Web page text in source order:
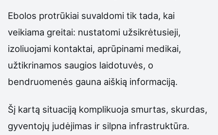
Ebolos protrūkiai suvaldomi tik tada, kai
veikiama greitai: nustatomi užsikrėtusieji,
izoliuojami kontaktai, aprūpinami medikai,
užtikrinamos saugios laidotuvės, o
bendruomenės gauna aiškią informaciją.
Šį kartą situaciją komplikuoja smurtas, skurdas,
gyventojų judėjimas ir silpna infrastruktūra.